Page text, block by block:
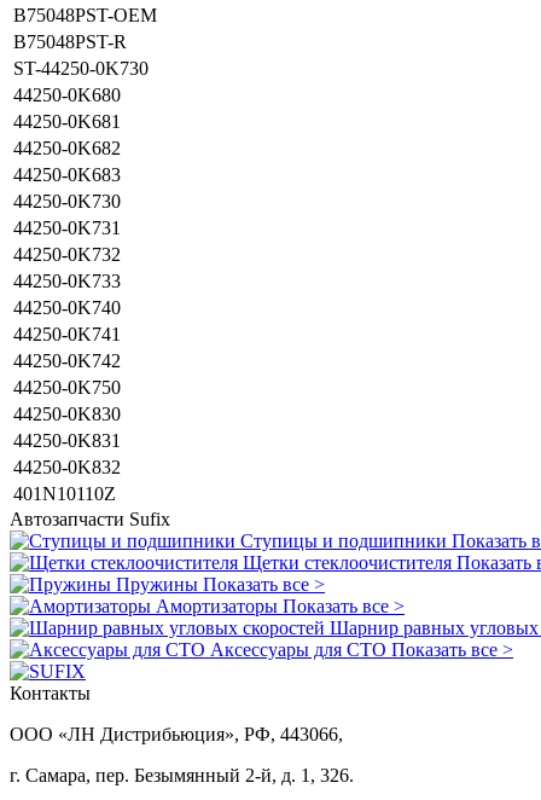
B75048PST-OEM
B75048PST-R
ST-44250-0K730
44250-0K680
44250-0K681
44250-0K682
44250-0K683
44250-0K730
44250-0K731
44250-0K732
44250-0K733
44250-0K740
44250-0K741
44250-0K742
44250-0K750
44250-0K830
44250-0K831
44250-0K832
401N10110Z
Автозапчасти Sufix
Ступицы и подшипники Показать
Щетки стеклоочистителя Показать
Пружины Показать все >
Амортизаторы Показать все >
Шарнир равных угловых
Аксессуары для СТО Показать все >
Контакты
ООО «ЛН Дистрибьюция», РФ, 443066,
г. Самара, пер. Безымянный 2-й, д. 1, 326.